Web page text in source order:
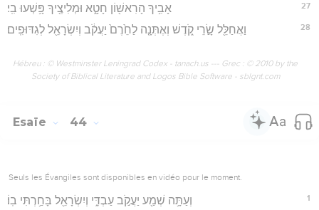
27 אָבִ֥יךָ הָרִאשׁ֖וֹן חָטָ֑א וּמְלִיצֶ֖יךָ פָּ֥שְׁעוּ בִֽי׃
28 וַאֲחַלֵּ֖ל שָׂ֣רֵי קֹ֑דֶשׁ וְאֶתְּנָ֤ה לַחֵ֙רֶם֙ יַעֲקֹ֔ב וְיִשְׂרָאֵ֖ל לְגִדּוּפִֽים׃
Hébreu : © Westminster Leningrad Codex - tanach.us --- Grec : © 2010 by the
Society of Biblical Literature and Logos Bible Software - sblgnt.com
Esaïe 44
Seuls les Évangiles sont disponibles en vidéo pour le moment.
1 וְעַתָּ֥ה שְׁמַ֖ע יַעֲקֹ֣ב עַבְדִּ֑י וְיִשְׂרָאֵ֖ל בָּחַ֥רְתִּי בֽוֹ׃